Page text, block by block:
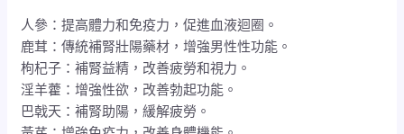
人參：提高體力和免疫力，促進血液迴圈。
鹿茸：傳統補腎壯陽藥材，增強男性性功能。
枸杞子：補腎益精，改善疲勞和視力。
淫羊藿：增強性欲，改善勃起功能。
巴戟天：補腎助陽，緩解疲勞。